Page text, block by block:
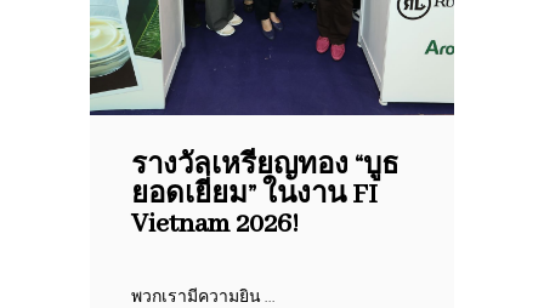
รางวัลเหรียญทอง “บูธ
ยอดเยี่ยม” ในงาน FI
Vietnam 2026!
พวกเรามีความยิน ...